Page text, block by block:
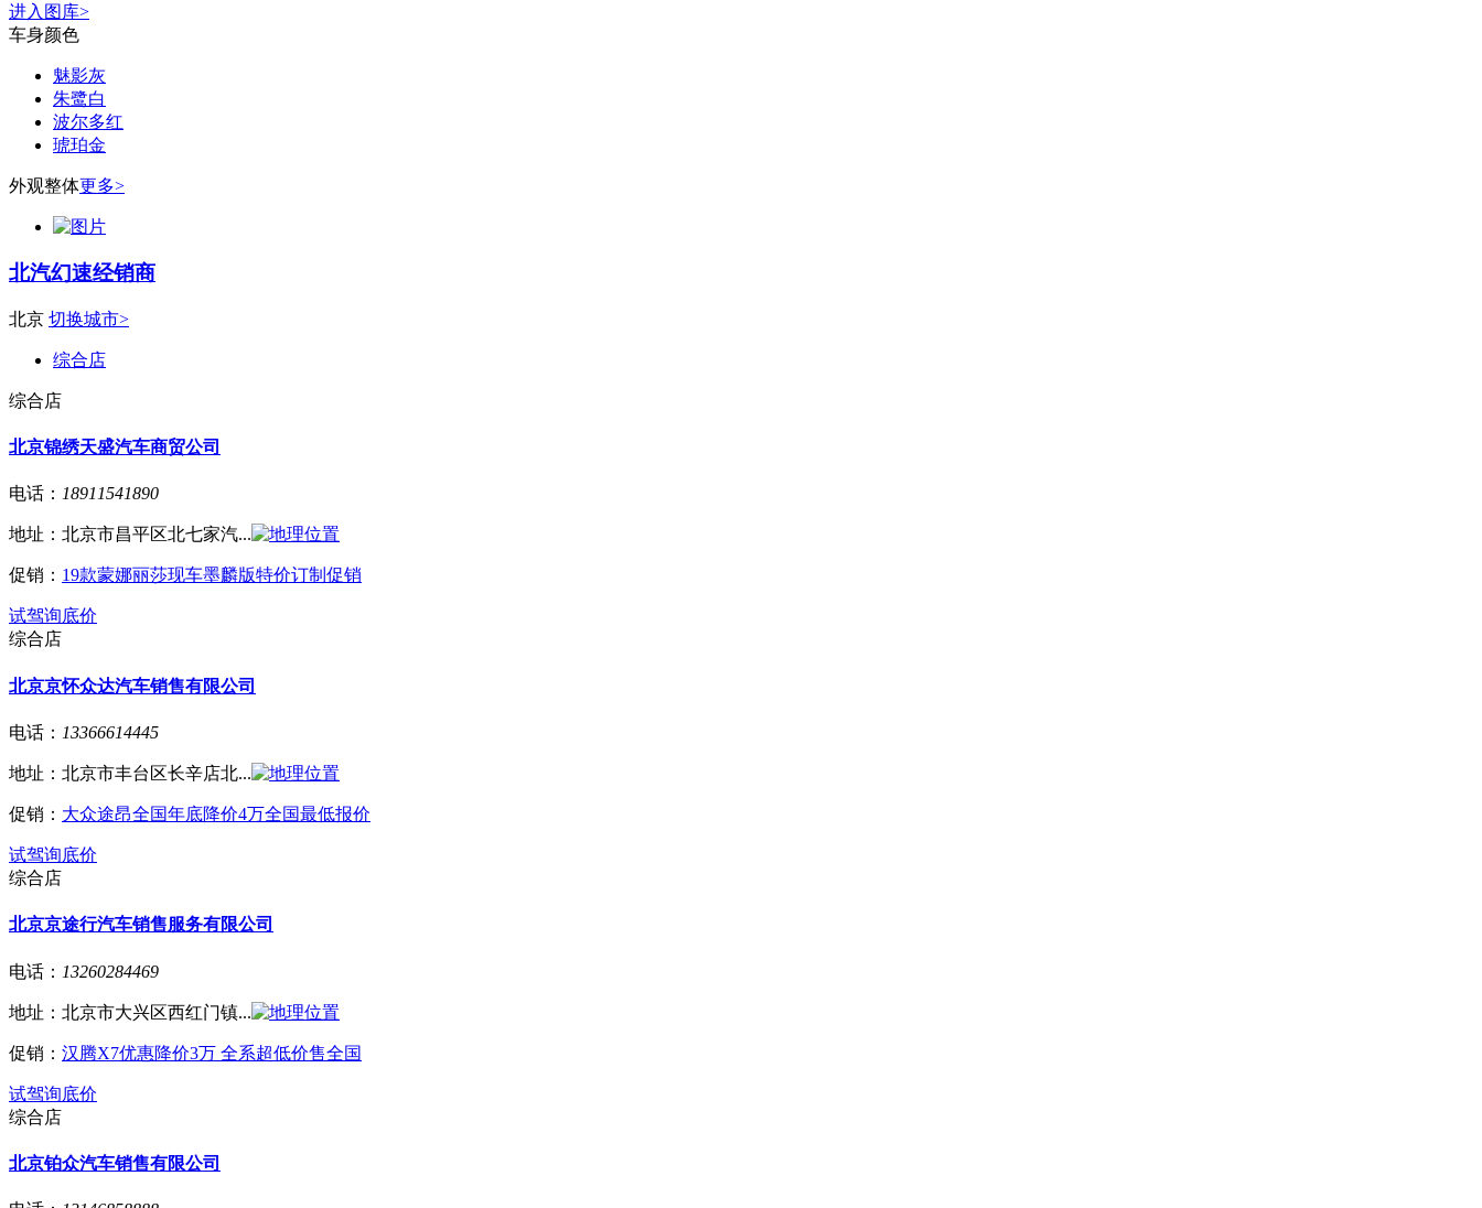
进入图库>
车身颜色
魅影灰
朱鹭白
波尔多红
琥珀金
外观整体更多>
北汽幻速经销商
北京 切换城市>
综合店
综合店
北京锦绣天盛汽车商贸公司
电话： 18911541890
地址： 北京市昌平区北七家汽...
促销： 19款蒙娜丽莎现车墨麟版特价订制促销
试驾询底价
综合店
北京京怀众达汽车销售有限公司
电话： 13366614445
地址： 北京市丰台区长辛店北...
促销： 大众途昂全国年底降价4万全国最低报价
试驾询底价
综合店
北京京途行汽车销售服务有限公司
电话： 13260284469
地址： 北京市大兴区西红门镇...
促销： 汉腾X7优惠降价3万 全系超低价售全国
试驾询底价
综合店
北京铂众汽车销售有限公司